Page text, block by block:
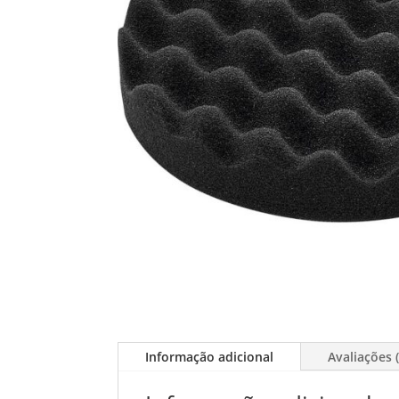
Informação adicional Avaliações